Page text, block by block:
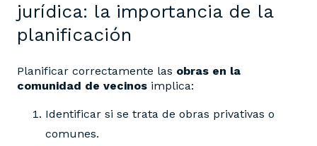
jurídica: la importancia de la
planificación
Planificar correctamente las obras en la
comunidad de vecinos implica:
Identificar si se trata de obras privativas o
comunes.